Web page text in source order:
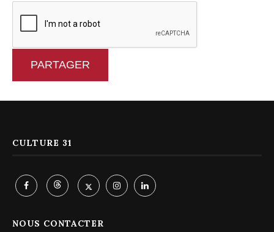
PARTAGER
CULTURE 31
NOUS CONTACTER